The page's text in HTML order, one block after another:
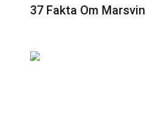
37 Fakta Om Marsvin